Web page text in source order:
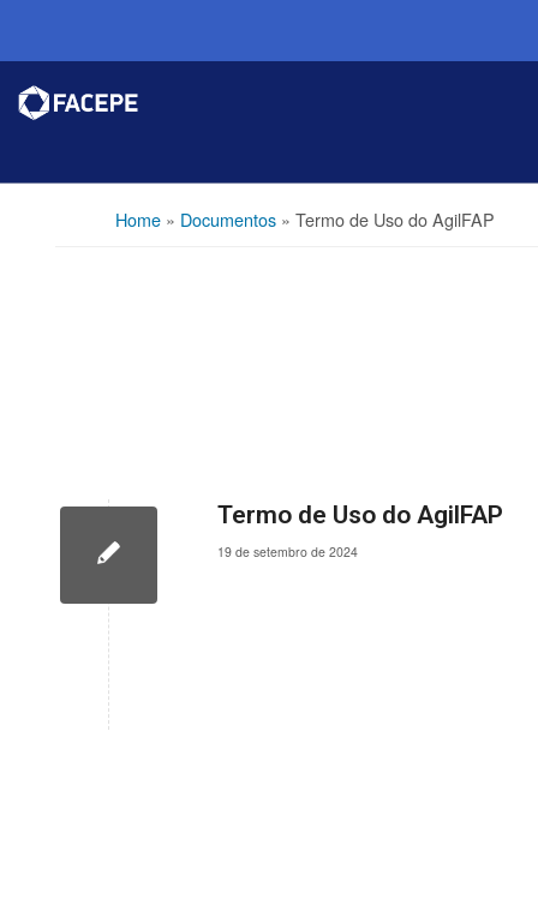
Home» Documentos» Termo de Uso do AgilFAP
Termo de Uso do AgilFAP
19 de setembro de 2024